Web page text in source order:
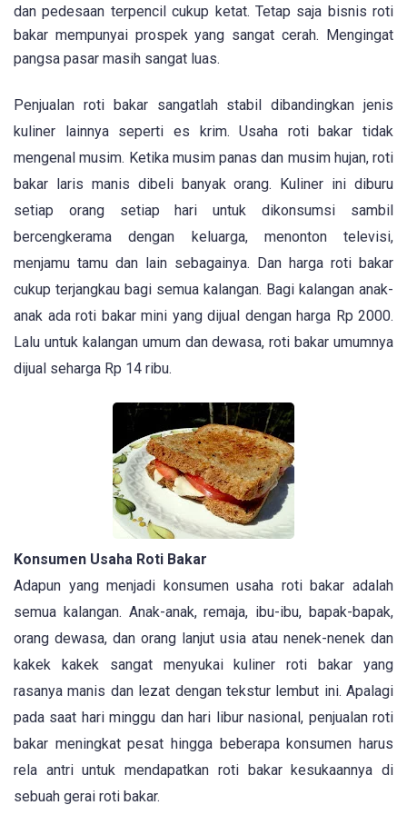
dan pedesaan terpencil cukup ketat. Tetap saja bisnis roti
bakar mempunyai prospek yang sangat cerah. Mengingat
pangsa pasar masih sangat luas.
Penjualan roti bakar sangatlah stabil dibandingkan jenis
kuliner lainnya seperti es krim. Usaha roti bakar tidak
mengenal musim. Ketika musim panas dan musim hujan, roti
bakar laris manis dibeli banyak orang. Kuliner ini diburu
setiap orang setiap hari untuk dikonsumsi sambil
bercengkerama dengan keluarga, menonton televisi,
menjamu tamu dan lain sebagainya. Dan harga roti bakar
cukup terjangkau bagi semua kalangan. Bagi kalangan anak-
anak ada roti bakar mini yang dijual dengan harga Rp 2000.
Lalu untuk kalangan umum dan dewasa, roti bakar umumnya
dijual seharga Rp 14 ribu.
Konsumen Usaha Roti Bakar
Adapun yang menjadi konsumen usaha roti bakar adalah
semua kalangan. Anak-anak, remaja, ibu-ibu, bapak-bapak,
orang dewasa, dan orang lanjut usia atau nenek-nenek dan
kakek kakek sangat menyukai kuliner roti bakar yang
rasanya manis dan lezat dengan tekstur lembut ini. Apalagi
pada saat hari minggu dan hari libur nasional, penjualan roti
bakar meningkat pesat hingga beberapa konsumen harus
rela antri untuk mendapatkan roti bakar kesukaannya di
sebuah gerai roti bakar.